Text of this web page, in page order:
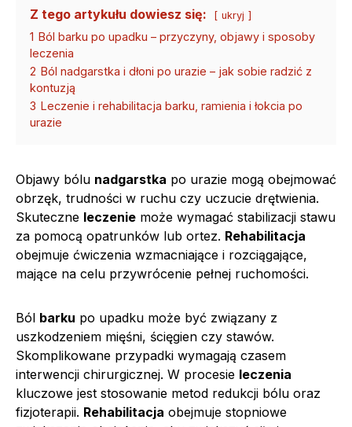
Z tego artykułu dowiesz się: ukryj
1 Ból barku po upadku – przyczyny, objawy i sposoby
leczenia
2 Ból nadgarstka i dłoni po urazie – jak sobie radzić z
kontuzją
3 Leczenie i rehabilitacja barku, ramienia i łokcia po
urazie
Objawy bólu nadgarstka po urazie mogą obejmować
obrzęk, trudności w ruchu czy uczucie drętwienia.
Skuteczne leczenie może wymagać stabilizacji stawu
za pomocą opatrunków lub ortez. Rehabilitacja
obejmuje ćwiczenia wzmacniające i rozciągające,
mające na celu przywrócenie pełnej ruchomości.
Ból barku po upadku może być związany z
uszkodzeniem mięśni, ścięgien czy stawów.
Skomplikowane przypadki wymagają czasem
interwencji chirurgicznej. W procesie leczenia
kluczowe jest stosowanie metod redukcji bólu oraz
fizjoterapii. Rehabilitacja obejmuje stopniowe